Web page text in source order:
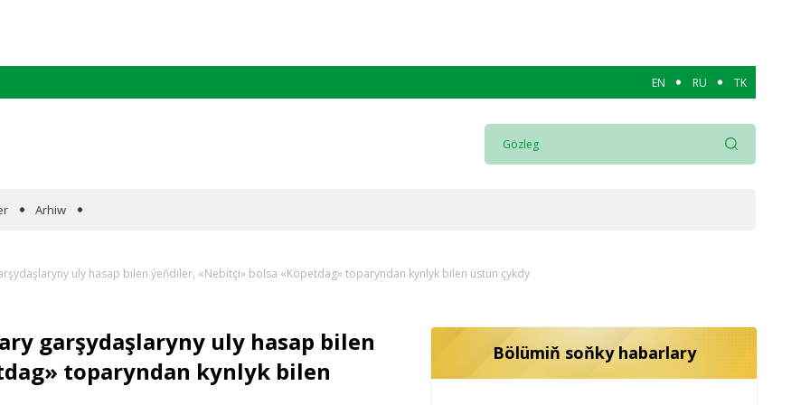
EN RU TK
Arhiw
uly hasap bilen ýeňdiler, «Nebitçi» bolsa «Köpetdag» toparyndan kynlyk bilen üstün çykdy
garşydaşlaryny uly hasap bilen
toparyndan kynlyk bilen
Bölümiň soňky habarlary